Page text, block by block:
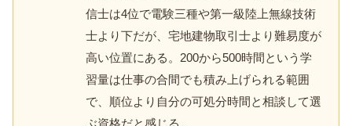
信士は4位で電験三種や第一級陸上無線技術
士より下だが、宅地建物取引士より難易度が
高い位置にある。200から500時間という学
習量は仕事の合間でも積み上げられる範囲
で、順位より自分の可処分時間と相談して選
ぶ資格だと感じる。